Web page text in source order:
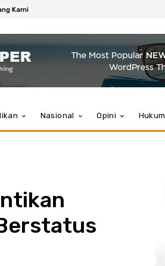
Kami
Nasional Opini Hukum